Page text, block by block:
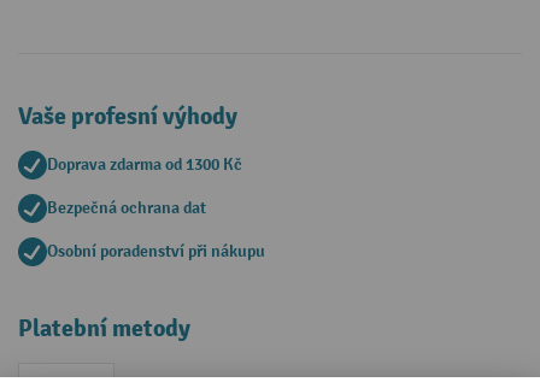
Vaše profesní výhody
Doprava zdarma od 1300 Kč
Bezpečná ochrana dat
Osobní poradenství při nákupu
Platební metody